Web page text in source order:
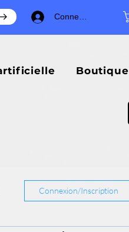
Connexion
Boutique
Connexion/Inscription